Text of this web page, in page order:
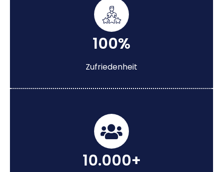
100%
Zufriedenheit
10.000+